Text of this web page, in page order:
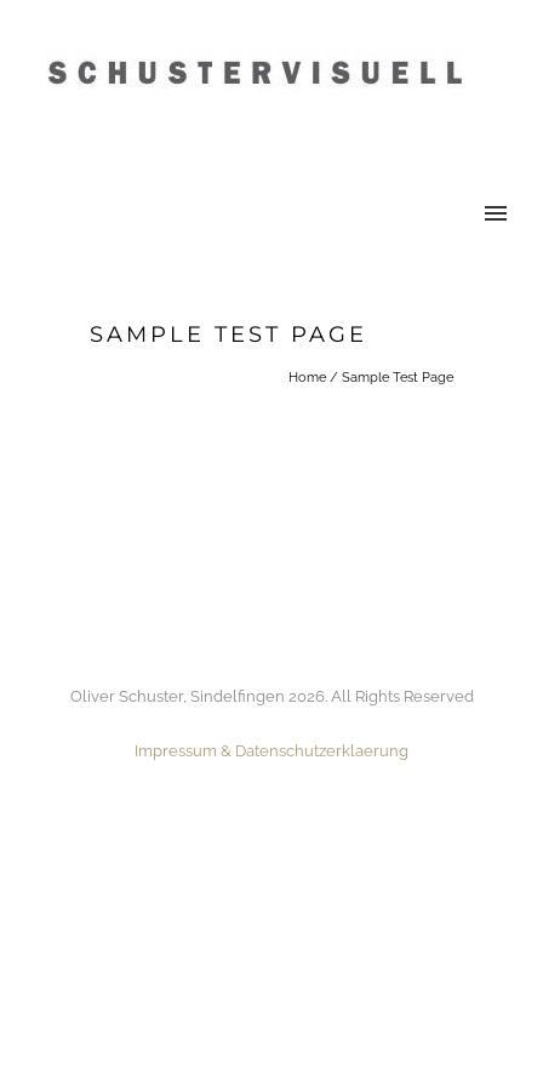
SAMPLE TEST PAGE
Home / Sample Test Page
Oliver Schuster, Sindelfingen 2026. All Rights Reserved
Impressum & Datenschutzerklaerung